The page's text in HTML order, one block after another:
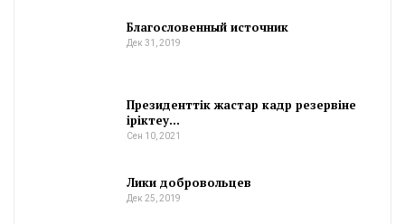
Благословенный источник
Дек 31, 2019
Президенттік жастар кадр резервіне
іріктеу…
Сен 10, 2021
Лики добровольцев
Дек 25, 2019